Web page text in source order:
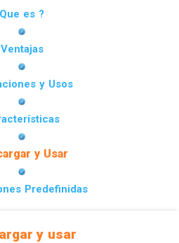
Que es ?
Ventajas
y Usos
y Usar
Predefinidas
y usar